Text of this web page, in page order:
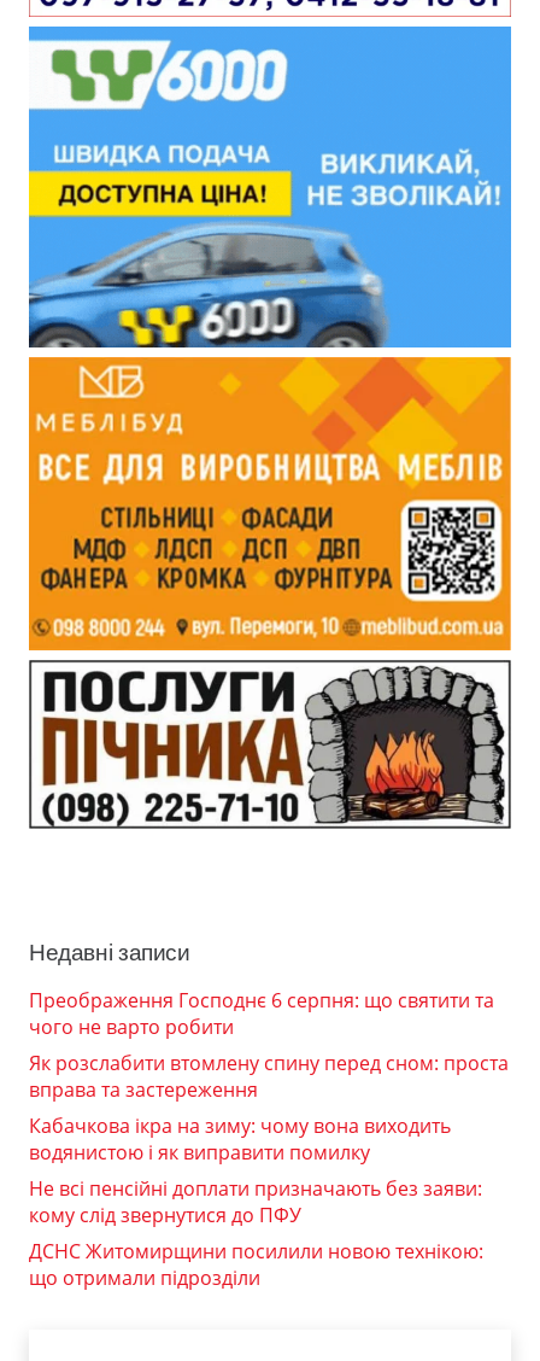
Недавні записи
Преображення Господнє 6 серпня: що святити та
чого не варто робити
Як розслабити втомлену спину перед сном: проста
вправа та застереження
Кабачкова ікра на зиму: чому вона виходить
водянистою і як виправити помилку
Не всі пенсійні доплати призначають без заяви:
кому слід звернутися до ПФУ
ДСНС Житомирщини посилили новою технікою:
що отримали підрозділи